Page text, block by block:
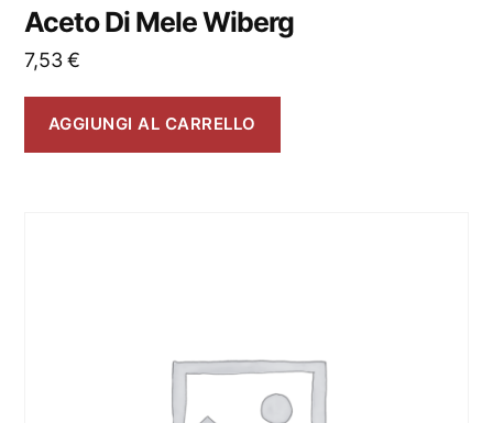
Aceto Di Mele Wiberg
7,53€
AGGIUNGI AL CARRELLO